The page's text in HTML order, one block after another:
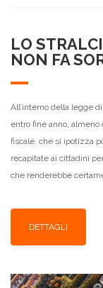
LO
NON FA
All’interno della legge
entro fine anno, almeno
fiscale, che si ipotizza
recapitate ai cittadini
che renderebbe
DETTAGLI